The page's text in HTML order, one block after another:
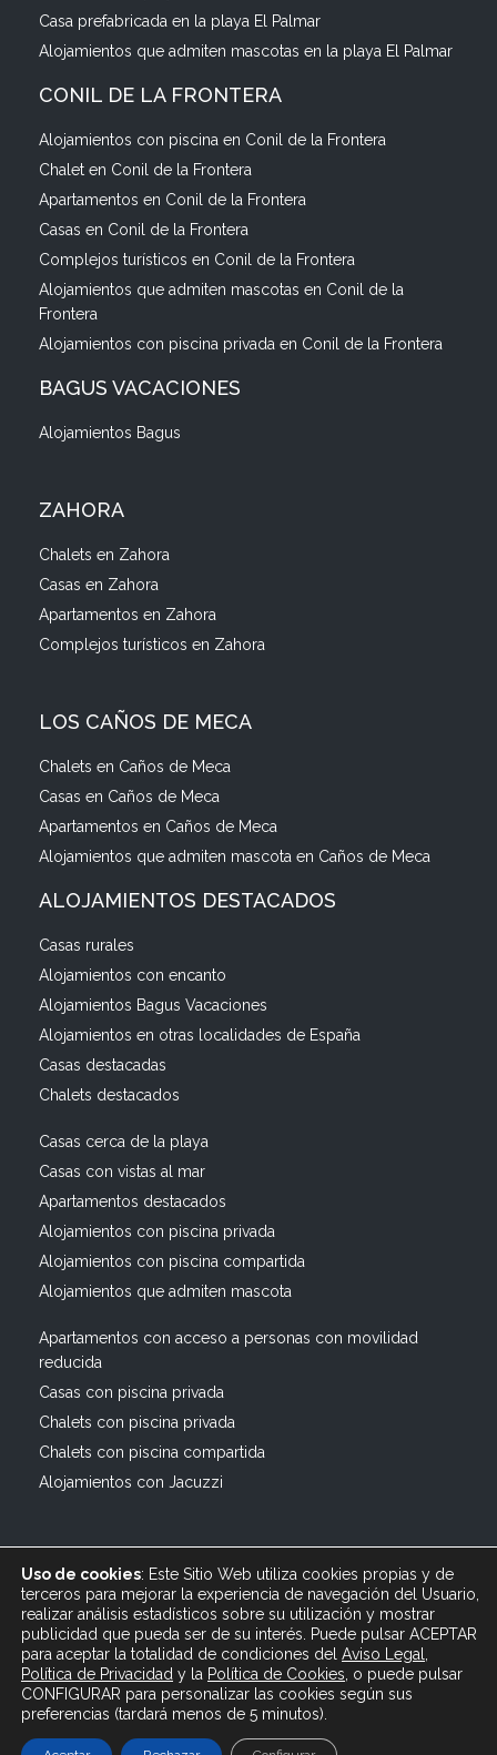
Casa prefabricada en la playa El Palmar
Alojamientos que admiten mascotas en la playa El Palmar
CONIL DE LA FRONTERA
Alojamientos con piscina en Conil de la Frontera
Chalet en Conil de la Frontera
Apartamentos en Conil de la Frontera
Casas en Conil de la Frontera
Complejos turísticos en Conil de la Frontera
Alojamientos que admiten mascotas en Conil de la
Frontera
Alojamientos con piscina privada en Conil de la Frontera
BAGUS VACACIONES
Alojamientos Bagus
ZAHORA
Chalets en Zahora
Casas en Zahora
Apartamentos en Zahora
Complejos turísticos en Zahora
LOS CAÑOS DE MECA
Chalets en Caños de Meca
Casas en Caños de Meca
Apartamentos en Caños de Meca
Alojamientos que admiten mascota en Caños de Meca
ALOJAMIENTOS DESTACADOS
Casas rurales
Alojamientos con encanto
Alojamientos Bagus Vacaciones
Alojamientos en otras localidades de España
Casas destacadas
Chalets destacados
Casas cerca de la playa
Casas con vistas al mar
Apartamentos destacados
Alojamientos con piscina privada
Alojamientos con piscina compartida
Alojamientos que admiten mascota
Apartamentos con acceso a personas con movilidad
reducida
Casas con piscina privada
Chalets con piscina privada
Chalets con piscina compartida
Alojamientos con Jacuzzi
© 2019 All rights reserved Bagus Vacaciones :: Alquiler
Turístico Vacacional en España, Andalucía, Cádiz ·
info@bagusvacaciones.es · Tel.: 610 89 35 05 · Diseño
Web XSEO http://xseo.es
Uso de cookies: Este Sitio Web utiliza cookies propias y de
terceros para mejorar la experiencia de navegación del Usuario,
realizar análisis estadísticos sobre su utilización y mostrar
publicidad que pueda ser de su interés. Puede pulsar ACEPTAR
para aceptar la totalidad de condiciones del Aviso Legal
Política de Privacidad y la Política de Cookies , o puede pulsar
CONFIGURAR para personalizar las cookies según sus
preferencias (tardará menos de 5 minutos).